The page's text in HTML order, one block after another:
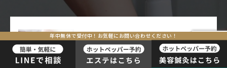
2026.03.27Ï BLOG
東京都町田市の美容鍼灸専門店
「BIHADA」で叶える…
年中無休で受付中！お気軽にお問い合わせください！